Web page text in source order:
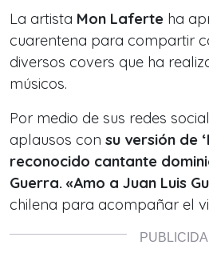
La artista Mon Laferte ha
cuarentena para compartir
diversos covers que ha
músicos.
Por medio de sus redes
aplausos con su versión de
reconocido cantante
Guerra. «Amo a Juan Luis
chilena para acompañar el